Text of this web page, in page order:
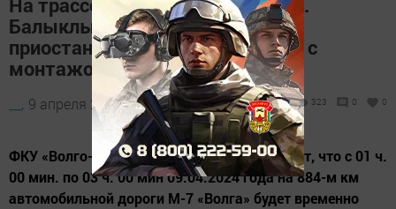
На трассе М-7 «Волга» возле н.п.
Балыклы-Чукаево на два часа
приостановят движение в связи с
монтажом пролетного строения
__, 9 апреля 2024 - 09:06 323 0 0
ФКУ «Волго-Вятскуправтодор» информирует, что с 01 ч.
00 мин. по 03 ч. 00 мин 09.04.2024 года на 884-м км
автомобильной дороги М-7 «Волга» будет временно